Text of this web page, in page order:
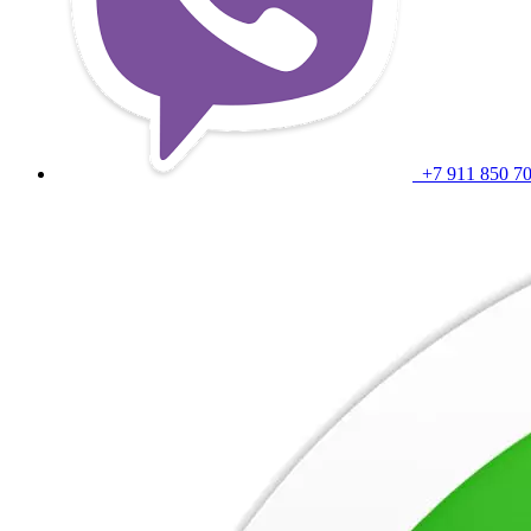
+7 911 850